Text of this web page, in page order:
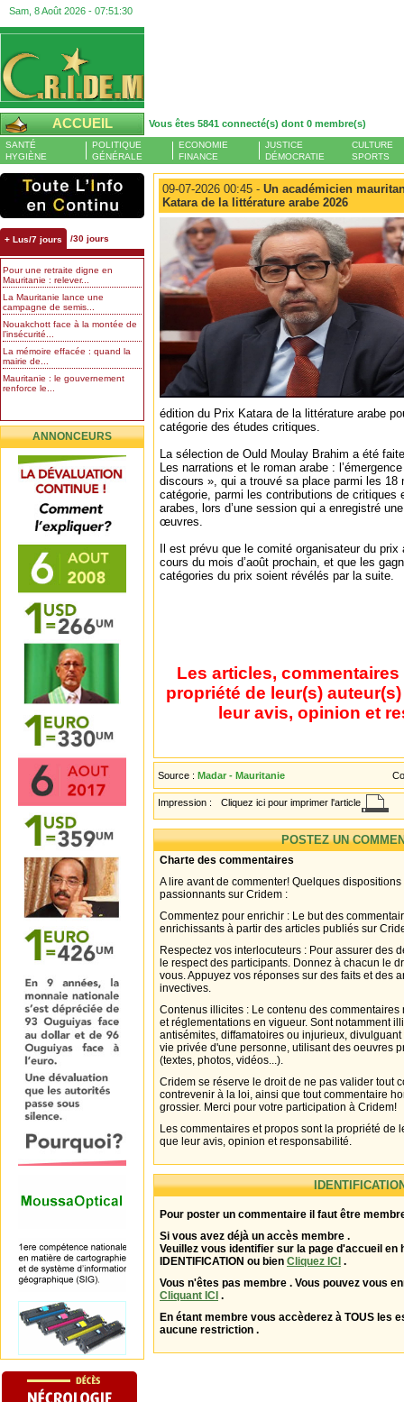
Sam, 8 Août 2026 - 07:51:31
ACCUEIL Vous êtes 5841 connecté(s) dont 0 membre(s)
SANTÉ
HYGIÈNE
POLITIQUE
GÉNÉRALE
ECONOMIE
FINANCE
JUSTICE
DÉMOCRATIE
CULTURE
SPORTS
+ Lus/7 jours /30 jours
Pour une retraite digne en
Mauritanie : relever...
La Mauritanie lance une
campagne de semis...
Nouakchott face à la montée de
l’insécurité...
La mémoire effacée : quand la
mairie de...
Mauritanie : le gouvernement
renforce le...
ANNONCEURS
09-07-2026 00:45 - Un académicien
Katara de la littérature arabe 2026
édition du Prix Katara de la littérature arabe
catégorie des études critiques.
La sélection de Ould Moulay Brahim a été
Les narrations et le roman arabe :
discours », qui a trouvé sa place parmi les
catégorie, parmi les contributions de critiques
arabes, lors d’une session qui a enregistré
œuvres.
Il est prévu que le comité organisateur du
cours du mois d’août prochain, et que les
catégories du prix soient révélés par la suite.
Les articles,
propriété de leur(s)
leur avis, opinion et
Source : Madar - Mauritanie
Impression : Cliquez ici pour imprimer l'article
POSTEZ UN
Charte des commentaires
A lire avant de commenter! Quelques
passionnants sur Cridem :
Commentez pour enrichir : Le but des
enrichissants à partir des articles publiés sur
Respectez vos interlocuteurs : Pour assurer des
le respect des participants. Donnez à chacun le
vous. Appuyez vos réponses sur des faits et des
invectives.
Contenus illicites : Le contenu des
et réglementations en vigueur. Sont notamment
antisémites, diffamatoires ou injurieux,
vie privée d'une personne, utilisant des oeuvres
(textes, photos, vidéos...).
Cridem se réserve le droit de ne pas valider tout
contrevenir à la loi, ainsi que tout commentaire
grossier. Merci pour votre participation à Cridem!
Les commentaires et propos sont la propriété de
que leur avis, opinion et responsabilité.
Pour poster un commentaire il faut être
Si vous avez déjà un accès membre .
Veuillez vous identifier sur la page d'accueil en
IDENTIFICATION ou bien Cliquez ICI .
Vous n'êtes pas membre . Vous pouvez vous
Cliquant ICI .
En étant membre vous accèderez à TOUS les
aucune restriction .